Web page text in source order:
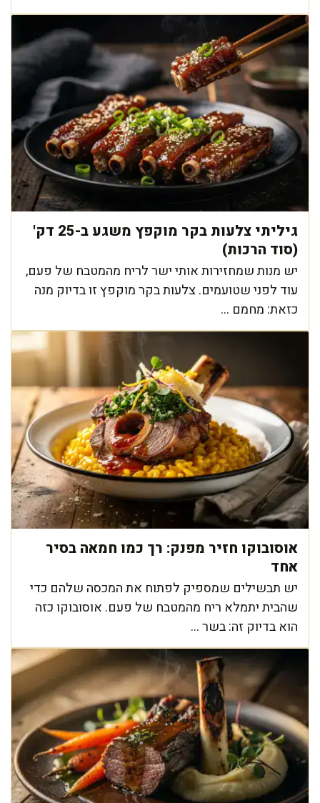
גיליתי צלעות בקר מוקפץ משגע ב-25 דק'
(סוד הרכות)
יש מנות שמחזירות אותי ישר לריח מהמטבח של פעם,
עוד לפני שטועמים. צלעות בקר מוקפץ זו בדיוק מנה
כזאת: מחמם ...
אוסובוקו חזיר מפנק: רך כמו חמאה בסיר
אחד
יש תבשילים שמספיק לפתוח את המכסה שלהם כדי
שהבית יתמלא ריח מהמטבח של פעם. אוסובוקו כזה
הוא בדיוק זה: בשר ...